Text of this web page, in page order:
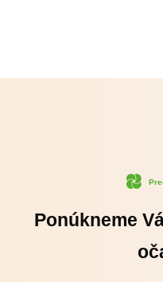
Ponúkneme